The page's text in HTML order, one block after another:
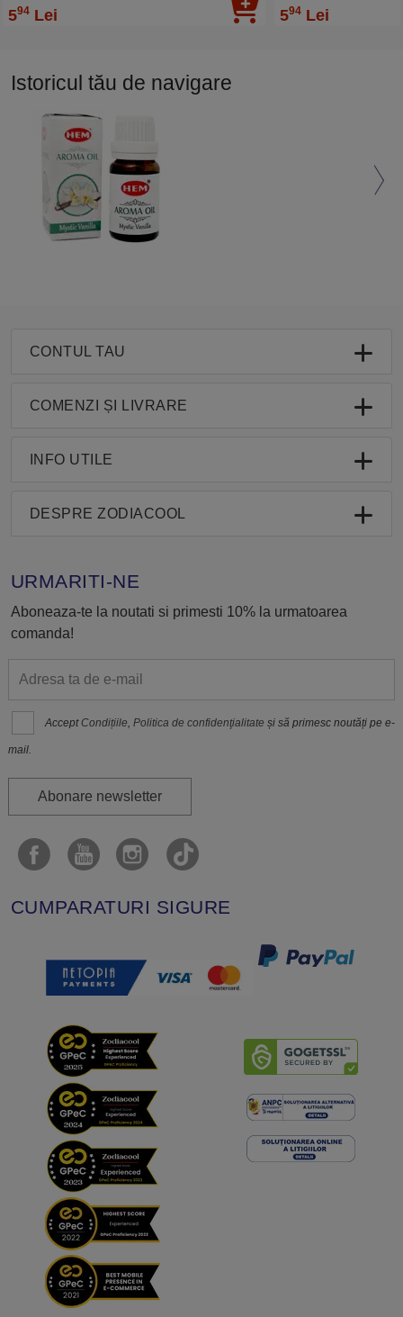
594 Lei 594Lei
Istoricul tău de navigare
CONTUL TAU
COMENZI ȘI LIVRARE
INFO UTILE
DESPRE ZODIACOOL
URMARITI-NE
Aboneaza-te la noutati si primesti 10% la urmatoarea
comanda!
Accept Condițiile,Politica de confidenţialitate și să primesc noutăți pe e-
mail.
Abonare newsletter
CUMPARATURI SIGURE